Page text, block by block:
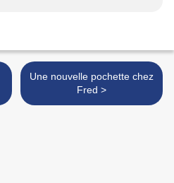
Une nouvelle pochette chez
Fred >